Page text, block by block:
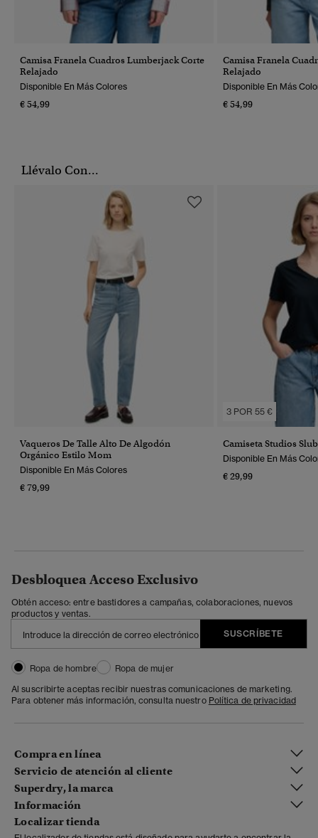
Camisa Franela Cuadros Lumberjack Corte
Relajado
Disponible En Más Colores
€ 54,99
Camisa Franela
Relajado
Disponible En Más
€ 54,99
Llévalo Con...
Vaqueros De Talle Alto De Algodón
Orgánico Estilo Mom
Disponible En Más Colores
€ 79,99
3 POR 55 €
Camiseta Studios
Disponible En Más
€ 29,99
Desbloquea Acceso Exclusivo
Obtén acceso: entre bastidores a campañas, colaboraciones, nuevos
productos y ventas.
SUSCRÍBETE
Ropa de hombre
Ropa de mujer
Al suscribirte aceptas recibir nuestras comunicaciones de marketing.
Para obtener más información, consulta nuestro Política de privacidad
Compra en línea
Servicio de atención al cliente
Superdry, la marca
Información
Localizar tienda